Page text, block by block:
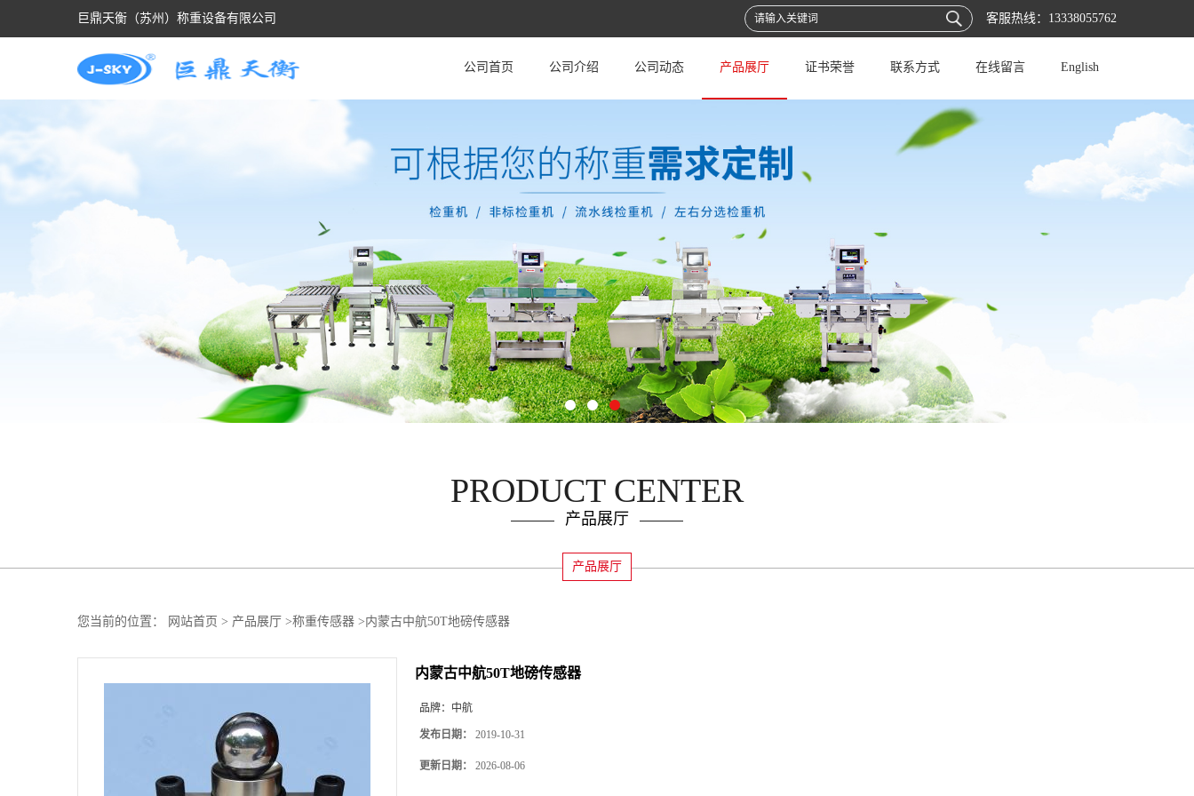
巨鼎天衡（苏州）称重设备有限公司 客服热线： 13338055762
公司首页 公司介绍 公司动态 产品展厅 证书荣誉 联系方式 在线留言 English
PRODUCT CENTER
产品展厅
产品展厅
您当前的位置： 网站首页 > 产品展厅 >称重传感器 >内蒙古中航50T地磅传感器
内蒙古中航50T地磅传感器
品牌： 中航
发布日期： 2019-10-31
更新日期： 2026-08-06